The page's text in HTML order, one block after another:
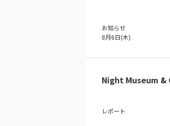
お知らせ
8月6日(木)
Night Museum
レポート